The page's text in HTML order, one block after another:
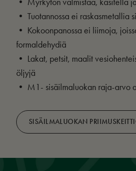
• Tuotannossa ei raskasmetallia
• Kokoonpanossa ei liimoja,
formaldehydiä
• Lakat, petsit, maalit
öljyjä
• M1- sisäilmaluokan raja-arvo
SISÄILMALUOKAN